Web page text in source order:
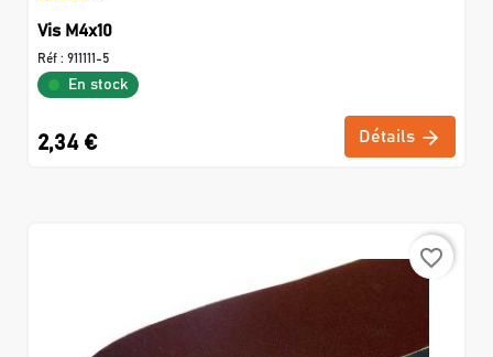
Vis M4x10
Réf : 911111-5
En stock
2,34 € Détails
favorite_border